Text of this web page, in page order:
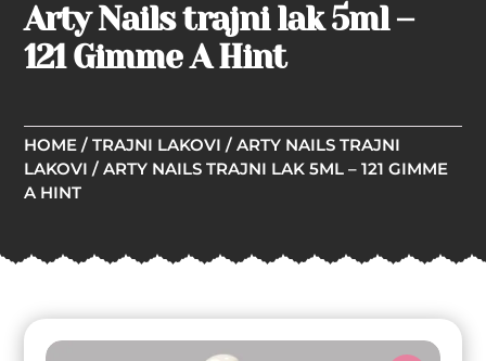
Arty Nails trajni lak 5ml –
121 Gimme A Hint
HOME /TRAJNI LAKOVI /ARTY NAILS TRAJNI
LAKOVI / ARTY NAILS TRAJNI LAK 5ML – 121 GIMME
A HINT